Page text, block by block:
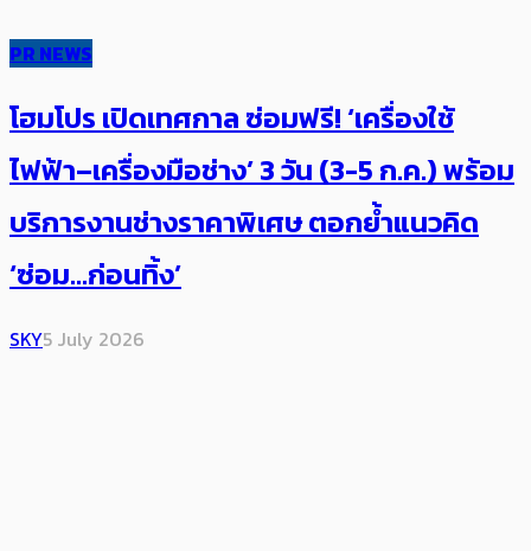
PR NEWS
โฮมโปร เปิด​เทศกาล ซ่อมฟรี! ‘เครื่องใช้
ไฟฟ้า–เครื่องมือช่าง’ 3 วัน (3-5 ก.ค.) พร้อม
บริการงานช่างราคาพิเศษ ตอกย้ำแนวคิด
‘ซ่อม…ก่อนทิ้ง’
SKY5 July 2026